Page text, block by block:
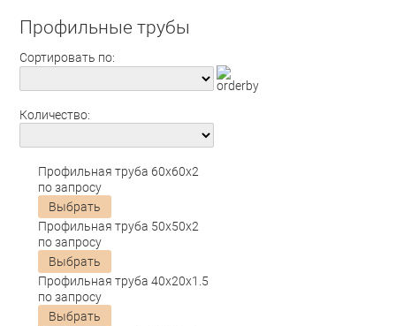
Производство
Новости
Контакты
Профильные трубы
Сортировать по:
Количество:
Профильная труба 60х60х2
по запросу
Выбрать
Профильная труба 50х50х2
по запросу
Выбрать
Профильная труба 40х20х1.5
по запросу
Выбрать